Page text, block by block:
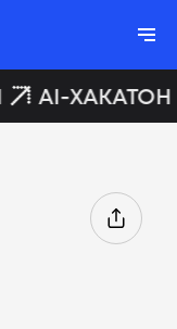
AI-ХАКАТОН